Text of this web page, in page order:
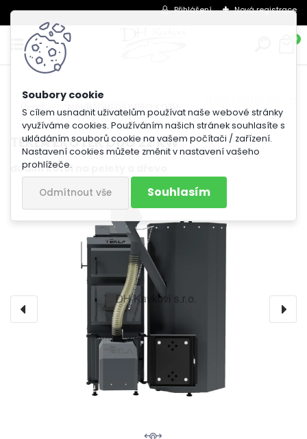
S cílem usnadnit uživatelům používat naše webové stránky
využíváme cookies. Používáním našich stránek souhlasíte s
ukládáním souborů cookie na vašem počítači / zařízení.
Nastavení cookies můžete změnit v nastavení vašeho
prohlížeče.
Odmítnout vše Souhlasím
Přihlášení Nová registrace
0
Úvod NÁHRADNÍ DÍLY PRO KOTLE
TEKLA EKOTEK DUO 22 KW
duální kotel na pelety a dřevo